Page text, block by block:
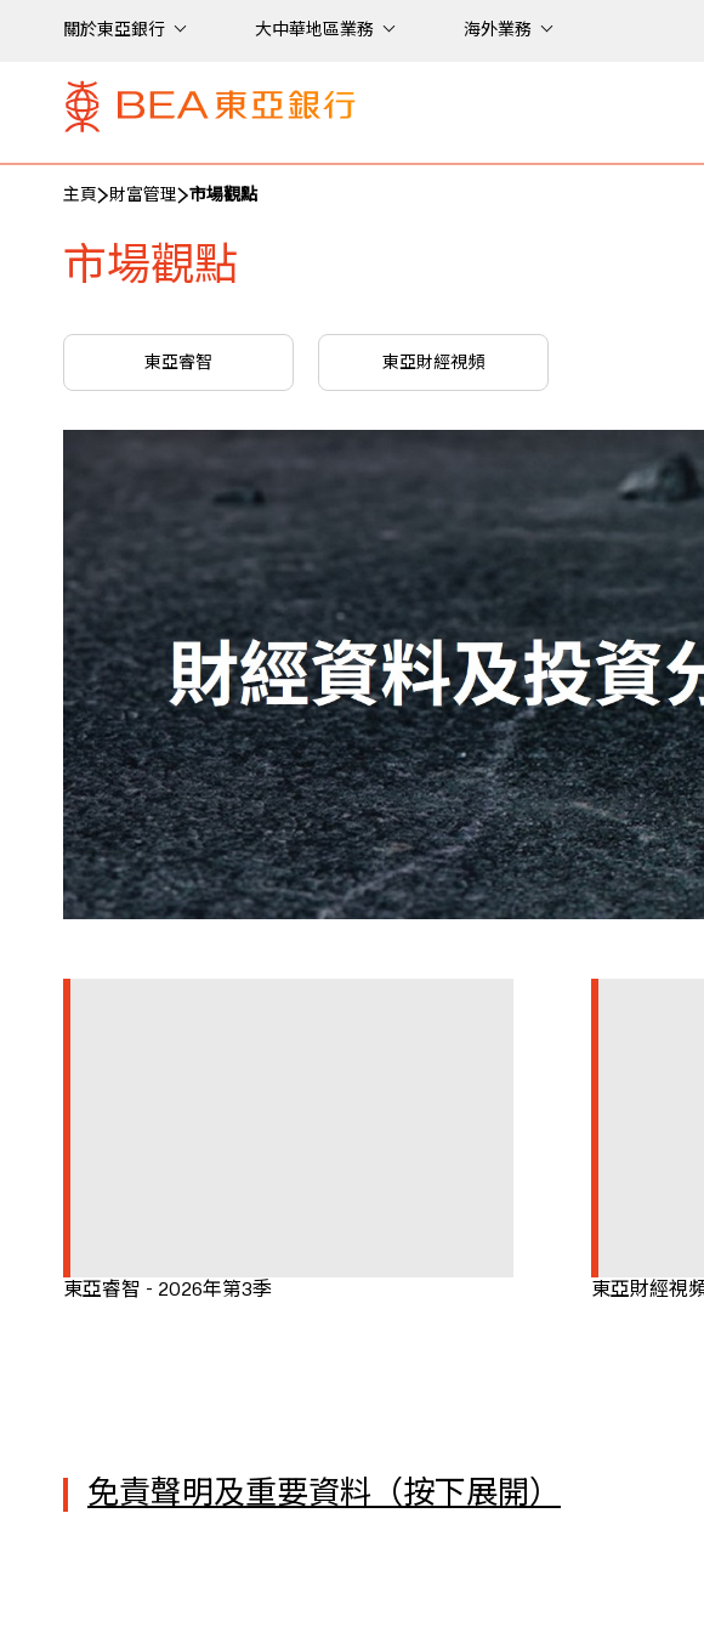
關於東亞銀行 大中華地區業務 海外業務
主頁 財富管理 市場觀點
市場觀點
東亞睿智 東亞財經視頻
東亞睿智 - 2026年第3季 東亞財經視
免責聲明及重要資料（按下展開）